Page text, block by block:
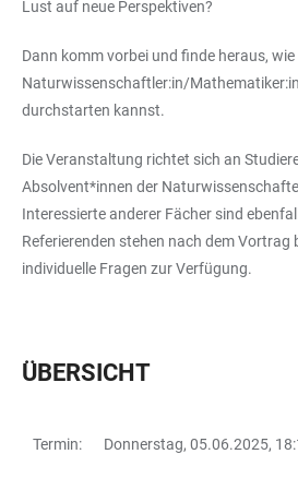
Lust auf neue Perspektiven?
Dann komm vorbei und finde heraus,
Naturwissenschaftler:in/
durchstarten kannst.
Die Veranstaltung richtet sich an
Absolvent*innen der
Interessierte anderer Fächer sind
Referierenden stehen nach dem Vortrag
individuelle Fragen zur Verfügung.
ÜBERSICHT
Termin: Donnerstag, 05.06.2025,